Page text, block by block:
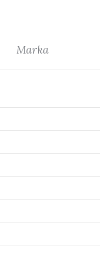
Marka